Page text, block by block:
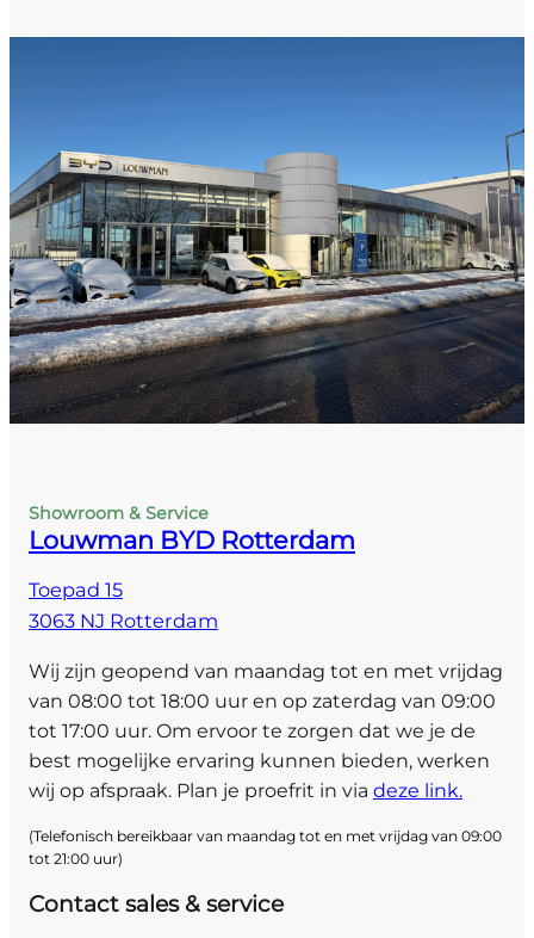
Showroom & Service
Louwman BYD Rotterdam
Toepad 15
3063 NJ Rotterdam
Wij zijn geopend van maandag tot en met vrijdag
van 08:00 tot 18:00 uur en op zaterdag van 09:00
tot 17:00 uur. Om ervoor te zorgen dat we je de
best mogelijke ervaring kunnen bieden, werken
wij op afspraak. Plan je proefrit in via deze link.
(Telefonisch bereikbaar van maandag tot en met vrijdag van 09:00
tot 21:00 uur)
Contact sales & service